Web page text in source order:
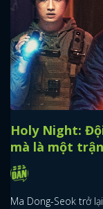
Holy Night:
mà là một
Ma Dong-Seok trở